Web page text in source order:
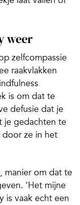
weer
zelfcompassie
raakvlakken
is om dat te
defusie dat je
je gedachten te
door ze in het
manier om dat te
‘Het mijne
is vaak echt een